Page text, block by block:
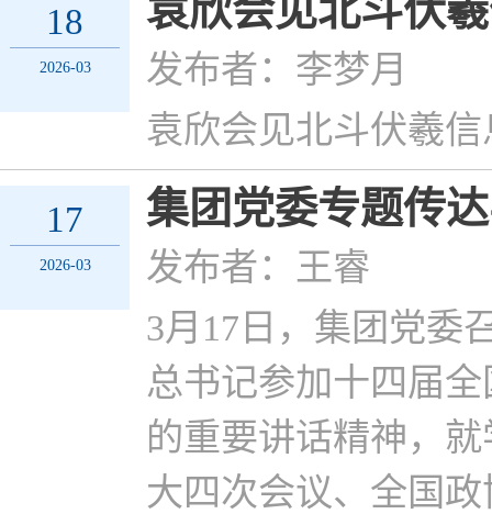
18
2026-03
袁欣会见北斗伏
发布者：李梦月
袁欣会见北斗伏羲
17
2026-03
集团党委专题传
发布者：王睿
3月17日，集团党委
总书记参加十四届
的重要讲话精神，
大四次会议、全国